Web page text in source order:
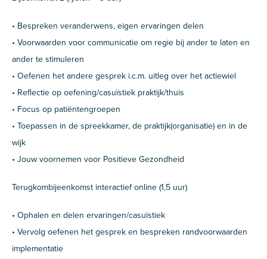
• Bespreken veranderwens, eigen ervaringen delen
• Voorwaarden voor communicatie om regie bij ander te laten en
ander te stimuleren
• Oefenen het andere gesprek i.c.m. uitleg over het actiewiel
• Reflectie op oefening/casuïstiek praktijk/thuis
• Focus op patiëntengroepen
• Toepassen in de spreekkamer, de praktijk(organisatie) en in de
wijk
• Jouw voornemen voor Positieve Gezondheid
Terugkombijeenkomst interactief online (1,5 uur)
• Ophalen en delen ervaringen/casuïstiek
• Vervolg oefenen het gesprek en bespreken randvoorwaarden
implementatie